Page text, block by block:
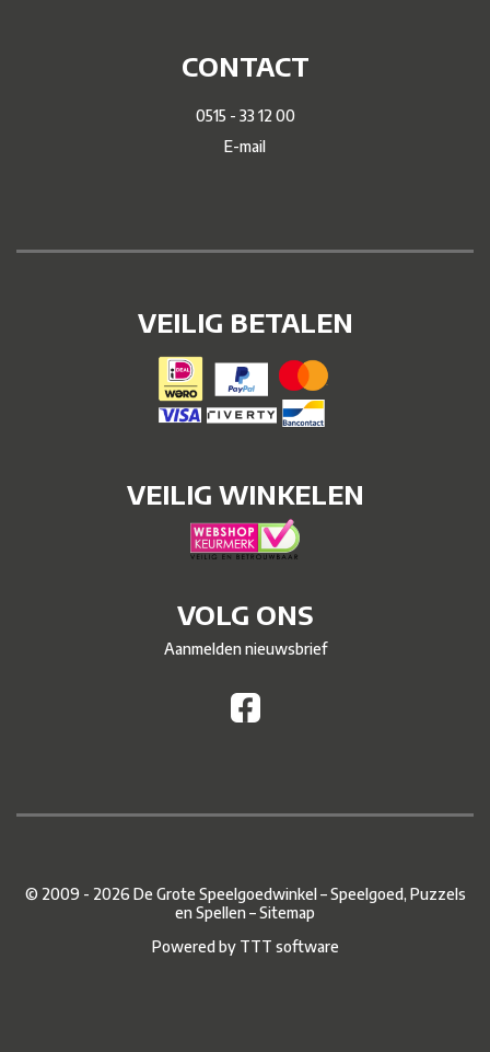
CONTACT
0515 - 33 12 00
E-mail
VEILIG BETALEN
VEILIG WINKELEN
VOLG ONS
Aanmelden nieuwsbrief
© 2009 - 2026 De Grote Speelgoedwinkel – Speelgoed, Puzzels
en Spellen –Sitemap
Powered by TTT software